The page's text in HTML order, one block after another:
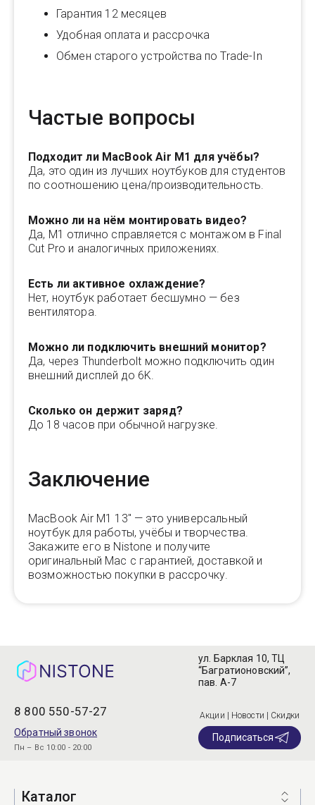
Гарантия 12 месяцев
Удобная оплата и рассрочка
Обмен старого устройства по Trade-In
Частые вопросы
Подходит ли MacBook Air M1 для учёбы?
Да, это один из лучших ноутбуков для студентов
по соотношению цена/производительность.
Можно ли на нём монтировать видео?
Да, M1 отлично справляется с монтажом в Final
Cut Pro и аналогичных приложениях.
Есть ли активное охлаждение?
Нет, ноутбук работает бесшумно — без
вентилятора.
Можно ли подключить внешний монитор?
Да, через Thunderbolt можно подключить один
внешний дисплей до 6K.
Сколько он держит заряд?
До 18 часов при обычной нагрузке.
Заключение
MacBook Air M1 13" — это универсальный
ноутбук для работы, учёбы и творчества.
Закажите его в Nistone и получите
оригинальный Mac с гарантией, доставкой и
возможностью покупки в рассрочку.
8 800 550-57-27
Обратный звонок
Пн – Вс 10:00 - 20:00
ул. Барклая 10, ТЦ
“Багратионовский”,
пав. А-7
Акции | Новости | Скидки
Подписаться
Каталог